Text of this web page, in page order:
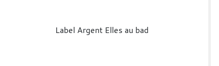
Label Argent Elles au bad